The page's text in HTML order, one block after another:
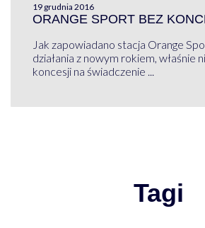
19 grudnia 2016
ORANGE SPORT BEZ
Jak zapowiadano stacja Orange
działania z nowym rokiem, właśnie
koncesji na świadczenie ...
Tagi